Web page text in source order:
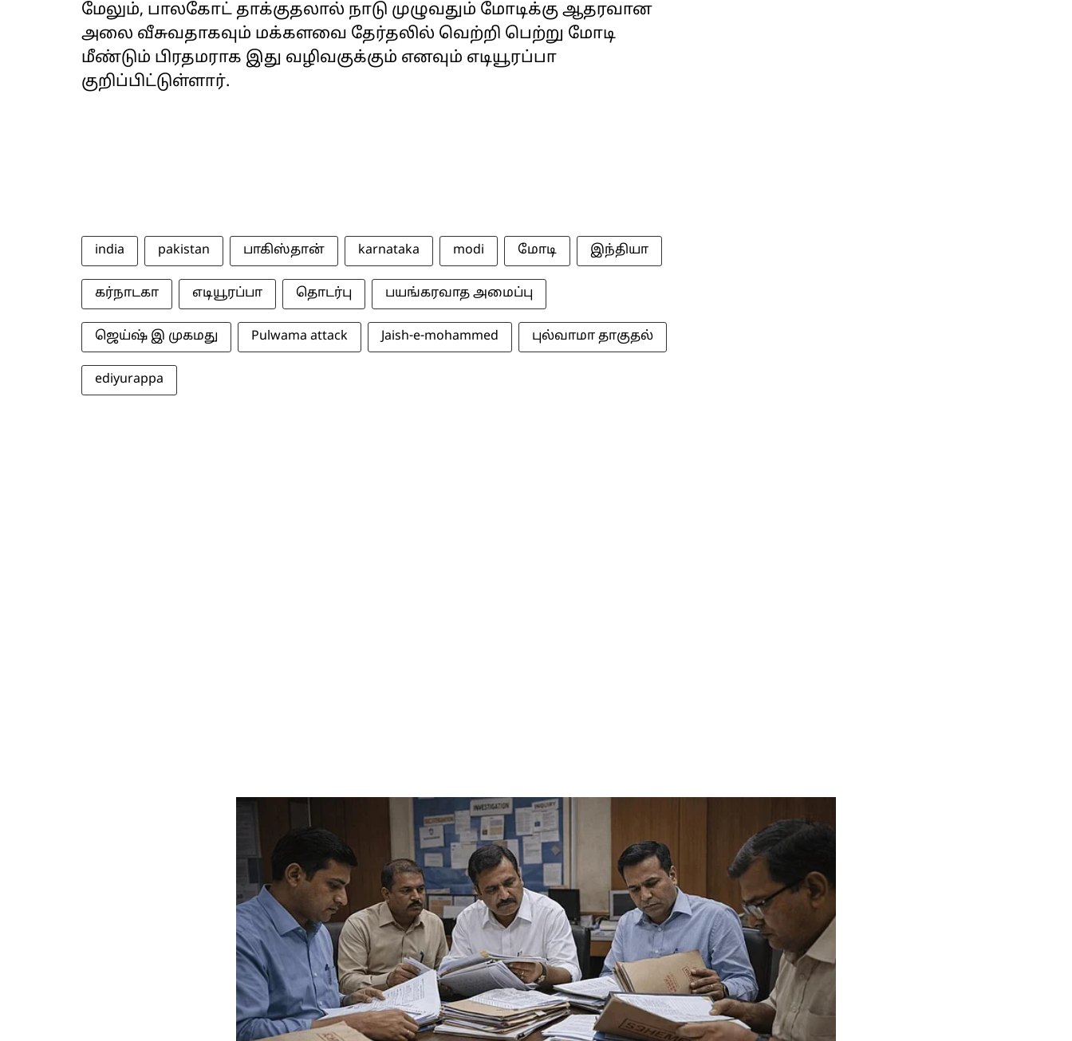
மேலும், பாலகோட் தாக்குதலால் நாடு முழுவதும் மோடிக்கு ஆதரவான
அலை வீசுவதாகவும் மக்களவை தேர்தலில் வெற்றி பெற்று மோடி
மீண்டும் பிரதமராக இது வழிவகுக்கும் எனவும் எடியூரப்பா
குறிப்பிட்டுள்ளார்.
india pakistan பாகிஸ்தான் karnataka modi மோடி இந்தியா
கர்நாடகா எடியூரப்பா தொடர்பு பயங்கரவாத அமைப்பு
ஜெய்ஷ் இ முகமது Pulwama attack Jaish-e-mohammed புல்வாமா தாகுதல்
ediyurappa